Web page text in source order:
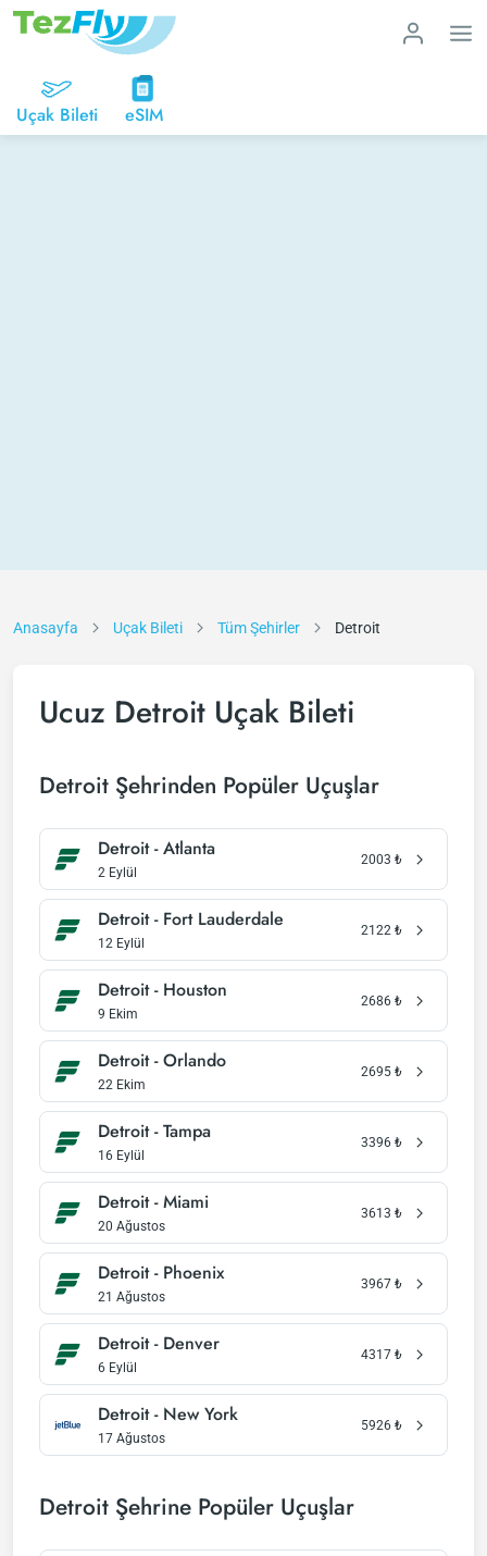
Uçak Bileti eSIM
Anasayfa Uçak Bileti Tüm Şehirler Detroit
Ucuz Detroit Uçak Bileti
Detroit Şehrinden Popüler Uçuşlar
Detroit - Atlanta
2 Eylül
2003 ₺
Detroit - Fort Lauderdale
12 Eylül
2122 ₺
Detroit - Houston
9 Ekim
2686 ₺
Detroit - Orlando
22 Ekim
2695 ₺
Detroit - Tampa
16 Eylül
3396 ₺
Detroit - Miami
20 Ağustos
3613 ₺
Detroit - Phoenix
21 Ağustos
3967 ₺
Detroit - Denver
6 Eylül
4317 ₺
Detroit - New York
17 Ağustos
5926 ₺
Detroit Şehrine Popüler Uçuşlar